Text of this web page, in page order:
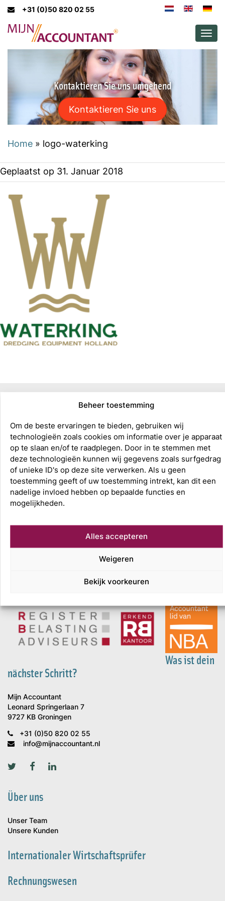
Beheer toestemming
Om de beste ervaringen te bieden, gebruiken wij
technologieën zoals cookies om informatie over je apparaat
op te slaan en/of te raadplegen. Door in te stemmen met
deze technologieën kunnen wij gegevens zoals surfgedrag
of unieke ID's op deze site verwerken. Als u geen
toestemming geeft of uw toestemming intrekt, kan dit een
nadelige invloed hebben op bepaalde functies en
mogelijkheden.
Alles accepteren
Weigeren
Bekijk voorkeuren
+31 (0)50 820 02 55
Kontaktieren Sie uns umgehend
Kontaktieren Sie uns
Home » logo-waterking
Geplaatst op 31. Januar 2018
Was ist dein
nächster Schritt?
Mijn Accountant
Leonard Springerlaan 7
9727 KB Groningen
+31 (0)50 820 02 55
info@mijnaccountant.nl
Über uns
Unser Team
Unsere Kunden
Internationaler Wirtschaftsprüfer
Rechnungswesen